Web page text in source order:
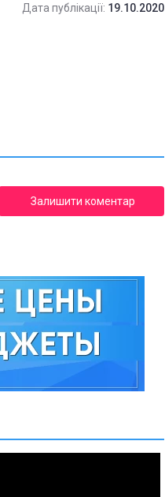
Дата публікації: 19.10.2020
Залишити коментар